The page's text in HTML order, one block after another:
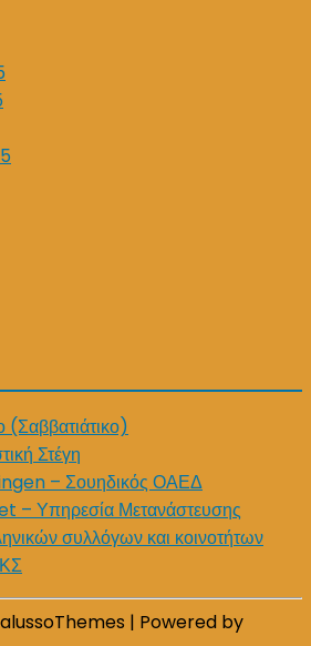
(Σαββατιάτικο)
Στέγη
– Σουηδικός ΟΑΕΔ
– Υπηρεσία Μετανάστευσης
συλλόγων και κοινοτήτων
| Powered by